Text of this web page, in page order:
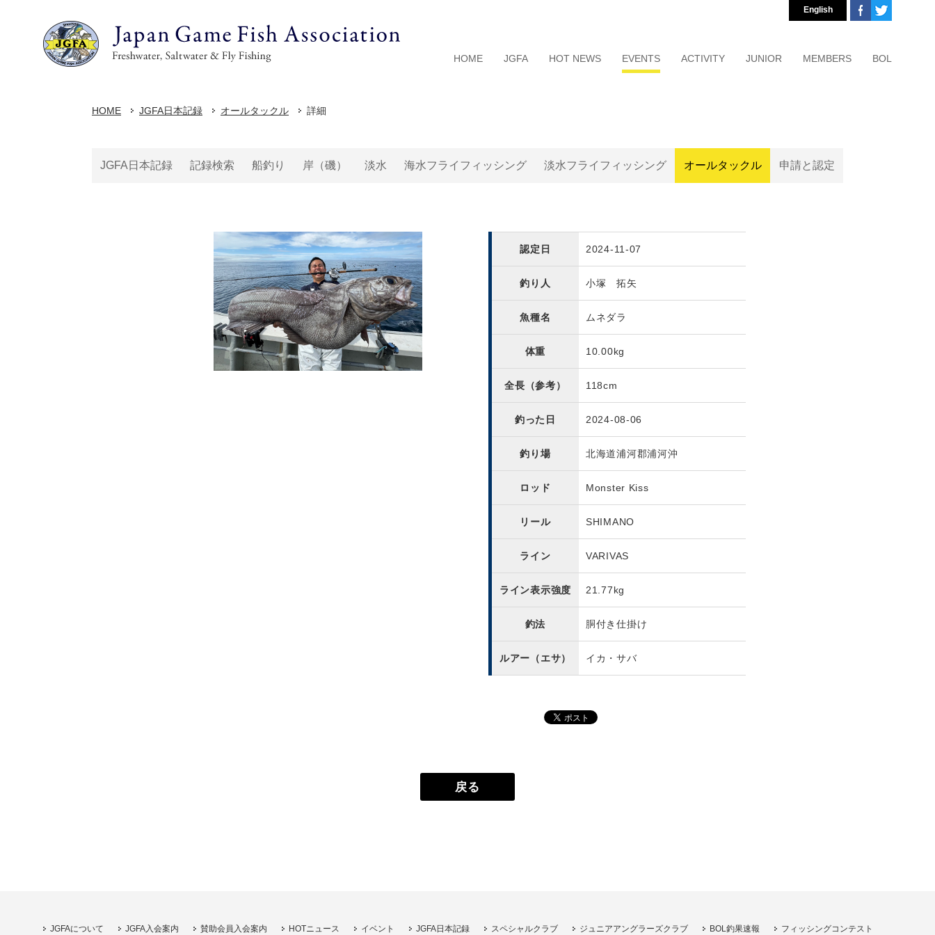
HOME JGFA HOT NEWS EVENTS ACTIVITY JUNIOR MEMBERS BOL
English
HOME JGFA日本記録 オールタックル 詳細
JGFA日本記録 記録検索 船釣り 岸（磯） 淡水 海水フライフィッシング 淡水フライフィッシング オールタックル 申請と認定
認定日 2024-11-07
釣り人 小塚 拓矢
魚種名 ムネダラ
体重 10.00kg
全長（参考） 118cm
釣った日 2024-08-06
釣り場 北海道浦河郡浦河沖
ロッド Monster Kiss
リール SHIMANO
ライン VARIVAS
ライン表示強度 21.77kg
釣法 胴付き仕掛け
ルアー（エサ） イカ・サバ
戻る
JGFAについて JGFA入会案内 賛助会員入会案内 HOTニュース イベント JGFA日本記録 スペシャルクラブ ジュニアアングラーズクラブ BOL釣果速報 フィッシングコンテスト